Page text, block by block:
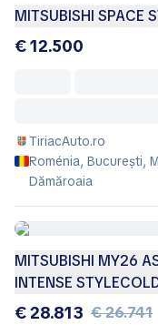
MITSUBISHI SPACE
€ 12.500
TiriacAuto.ro
Roménia, București,
Dămăroaia
MITSUBISHI MY26
INTENSE
€ 28.813 € 26.741